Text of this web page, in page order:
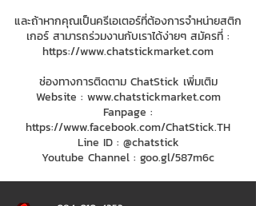
และถ้าหากคุณเป็นครีเอเตอร์ที่ต้องการจำหน่ายสติก
เกอร์ สามารถร่วมงานกับเราได้ง่ายๆ สมัครที่ :
https://www.chatstickmarket.com
ช่องทางการติดตาม ChatStick เพิ่มเติม
Website : www.chatstickmarket.com
Fanpage :
https://www.facebook.com/ChatStick.TH
Line ID : @chatstick
Youtube Channel : goo.gl/587m6c